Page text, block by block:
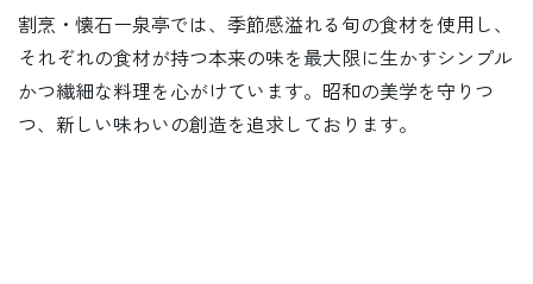
割烹・懐石ー泉亭では、季節感溢れる旬の食材を使用し、
それぞれの食材が持つ本来の味を最大限に生かすシンプル
かつ繊細な料理を心がけています。昭和の美学を守りつ
つ、新しい味わいの創造を追求しております。